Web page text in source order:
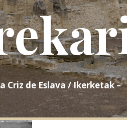
Criz de Eslava / Ikerketak –